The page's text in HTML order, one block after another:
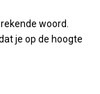
woord.
je op de hoogte